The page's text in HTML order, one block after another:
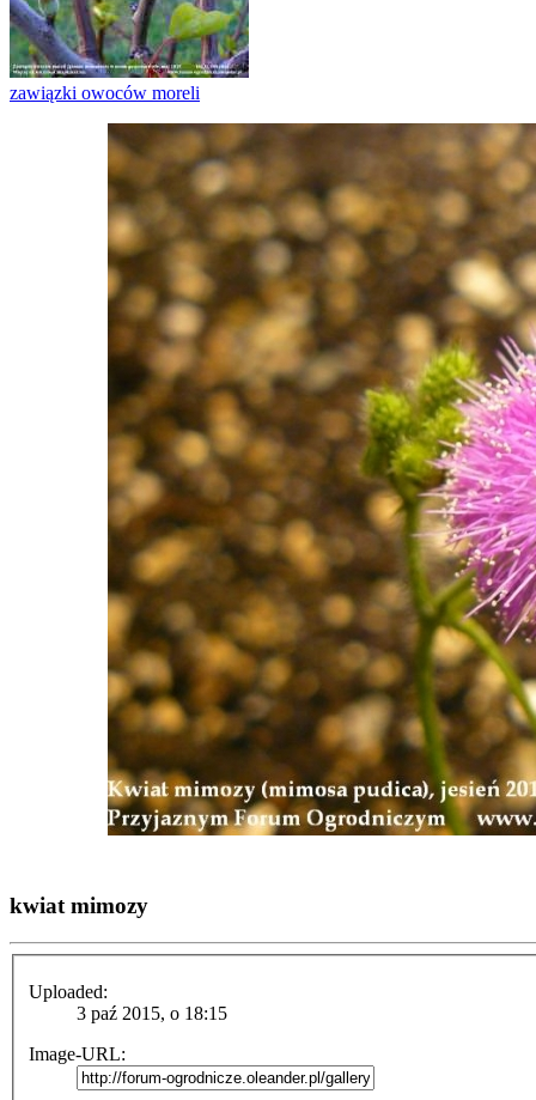
zawiązki owoców moreli
kwiat mimozy
Uploaded:
3 paź 2015, o 18:15
Image-URL: